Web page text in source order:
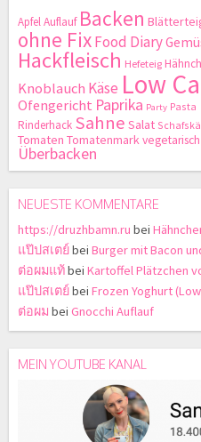
ApfelAuflauf Backen
ohne FixFood Diary
Hackfleisch Hefeteig
Knoblauch Käse Low
Ofengericht Paprika Party Pasta
Rinderhack Sahne Salat
Tomaten Tomatenmarkvegetarisch
Überbacken
NEUESTE KOMMENTARE
https://druzhbamn.ru bei
แป๊ปสเตย์bei Burger mit Bacon
ต่อผมแท้bei Kartoffel Plätzchen
แป๊ปสเตย์bei Frozen Yoghurt
ต่อผม bei Gnocchi Auflauf
MEIN YOUTUBE KANAL